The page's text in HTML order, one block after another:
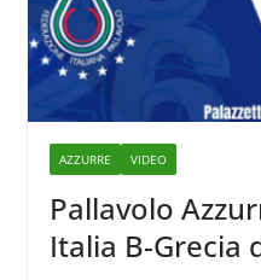
AZZURRE VIDEO
Pallavolo
Italia B-Grecia